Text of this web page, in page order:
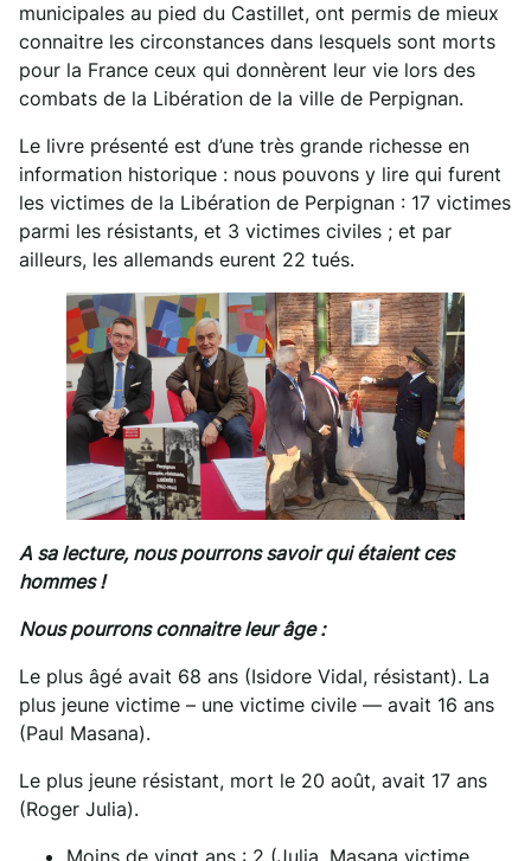
municipales au pied du Castillet, ont permis de mieux
connaitre les circonstances dans lesquels sont morts
pour la France ceux qui donnèrent leur vie lors des
combats de la Libération de la ville de Perpignan.
Le livre présenté est d’une très grande richesse en
information historique : nous pouvons y lire qui furent
les victimes de la Libération de Perpignan : 17 victimes
parmi les résistants, et 3 victimes civiles ; et par
ailleurs, les allemands eurent 22 tués.
A sa lecture, nous pourrons savoir qui étaient ces
hommes !
Nous pourrons connaitre leur âge :
Le plus âgé avait 68 ans (Isidore Vidal, résistant). La
plus jeune victime – une victime civile — avait 16 ans
(Paul Masana).
Le plus jeune résistant, mort le 20 août, avait 17 ans
(Roger Julia).